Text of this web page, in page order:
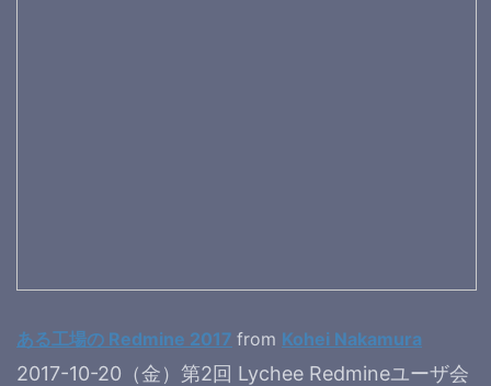
ある工場の Redmine 2017 from Kohei Nakamura
2017-10-20（金）第2回 Lychee Redmineユーザ会